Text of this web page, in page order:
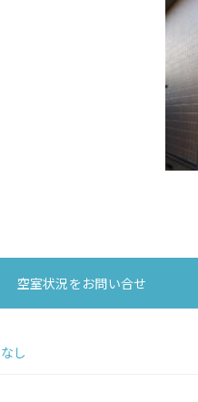
空室状況をお問い合せ
なし